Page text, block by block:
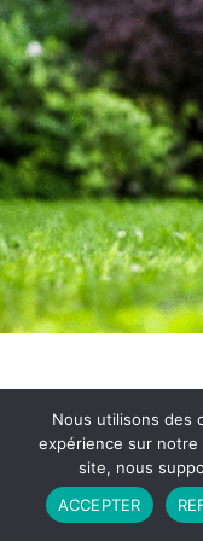
Partenariat
Copyright © 2026 -
Nous utilisons des
expérience sur
site, nous
ACCEPTER